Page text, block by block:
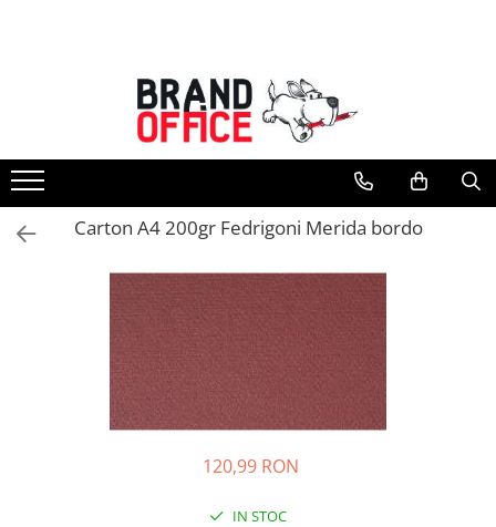
Unitate Protejata - PRODUCTIE
Hartie copiator si produse
tipografice
Produse consumabile din hartie
Detergenti si dezinfectanti
Formulare tipizate
Saci menajeri (Unitate Protejata)
Agende, calendare si organizatoare
Agende personalizabile
Organizatoare business
Hartie si articole din hartie
Carton A4 200gr Fedrigoni Merida bordo
120,99 RON
IN STOC